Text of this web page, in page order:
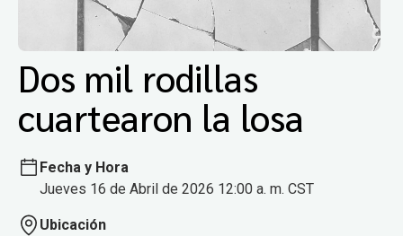
Dos mil rodillas
cuartearon la losa
Fecha y Hora
Jueves 16 de Abril de 2026 12:00 a. m. CST
Ubicación